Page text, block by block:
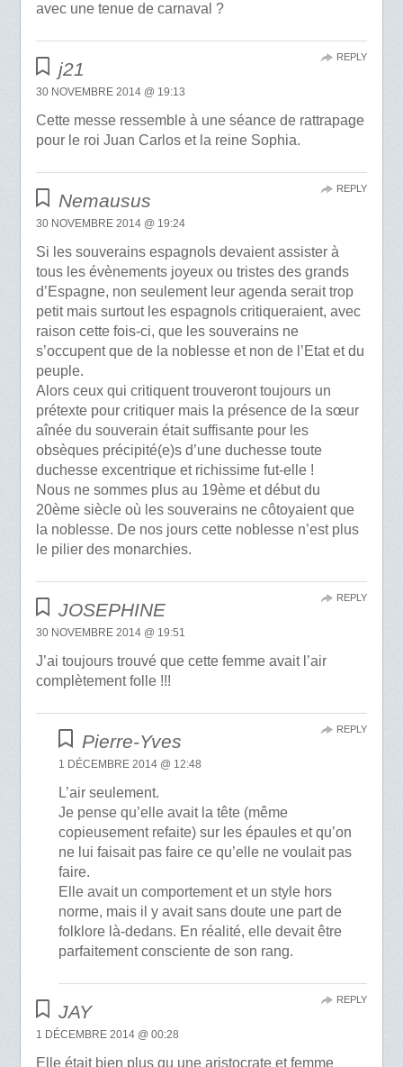
avec une tenue de carnaval ?
j21
30 NOVEMBRE 2014 @ 19:13
Cette messe ressemble à une séance de rattrapage
pour le roi Juan Carlos et la reine Sophia.
REPLY
Nemausus
30 NOVEMBRE 2014 @ 19:24
Si les souverains espagnols devaient assister à
tous les évènements joyeux ou tristes des grands
d’Espagne, non seulement leur agenda serait trop
petit mais surtout les espagnols critiqueraient, avec
raison cette fois-ci, que les souverains ne
s’occupent que de la noblesse et non de l’Etat et du
peuple.
Alors ceux qui critiquent trouveront toujours un
prétexte pour critiquer mais la présence de la sœur
aînée du souverain était suffisante pour les
obsèques précipité(e)s d’une duchesse toute
duchesse excentrique et richissime fut-elle !
Nous ne sommes plus au 19ème et début du
20ème siècle où les souverains ne côtoyaient que
la noblesse. De nos jours cette noblesse n’est plus
le pilier des monarchies.
REPLY
JOSEPHINE
30 NOVEMBRE 2014 @ 19:51
J’ai toujours trouvé que cette femme avait l’air
complètement folle !!!
REPLY
Pierre-Yves
1 DÉCEMBRE 2014 @ 12:48
L’air seulement.
Je pense qu’elle avait la tête (même
copieusement refaite) sur les épaules et qu’on
ne lui faisait pas faire ce qu’elle ne voulait pas
faire.
Elle avait un comportement et un style hors
norme, mais il y avait sans doute une part de
folklore là-dedans. En réalité, elle devait être
parfaitement consciente de son rang.
REPLY
JAY
1 DÉCEMBRE 2014 @ 00:28
Elle était bien plus qu une aristocrate et femme
REPLY